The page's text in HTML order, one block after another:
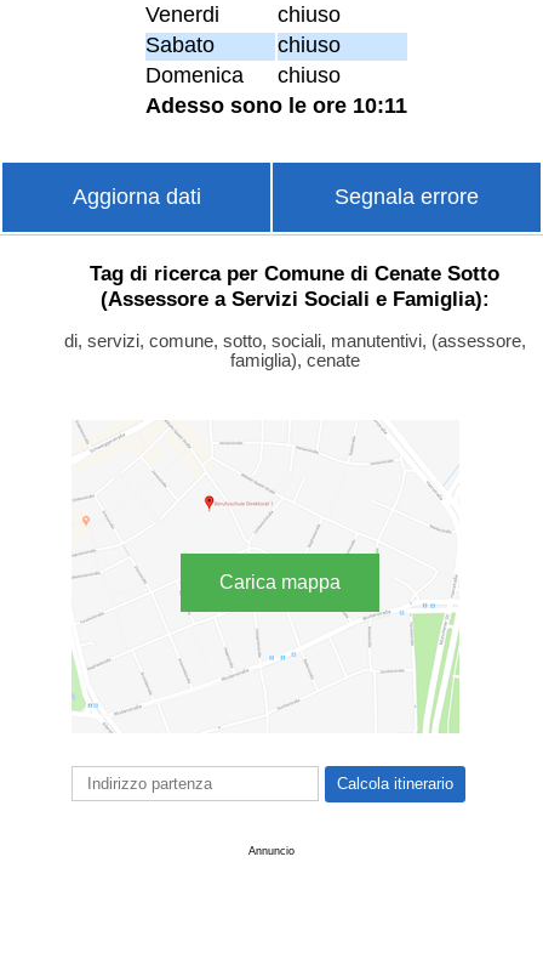
Venerdi
chiuso
Sabato
chiuso
Domenica
chiuso
Adesso sono le ore 10:11
Aggiorna dati Segnala errore
Tag di ricerca per Comune di Cenate Sotto
(Assessore a Servizi Sociali e Famiglia):
di, servizi, comune, sotto, sociali, manutentivi, (assessore,
famiglia), cenate
Carica mappa
Annuncio